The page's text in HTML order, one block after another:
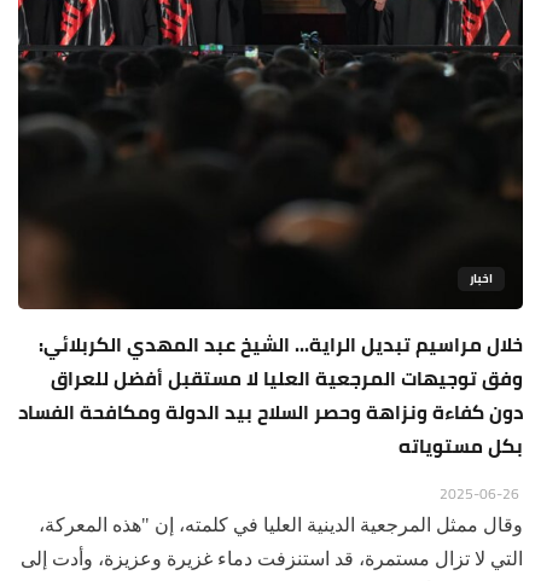
اخبار
خلال مراسيم تبديل الراية... الشيخ عبد المهدي الكربلائي:
وفق توجيهات المرجعية العليا لا مستقبل أفضل للعراق
دون كفاءة ونزاهة وحصر السلاح بيد الدولة ومكافحة الفساد
بكل مستوياته
وقال ممثل المرجعية الدينية العليا في كلمته، إن "هذه المعركة،
التي لا تزال مستمرة، قد استنزفت دماء غزيرة وعزيزة، وأدت إلى